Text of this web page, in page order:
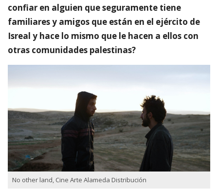
confiar en alguien que seguramente tiene
familiares y amigos que están en el ejército de
Isreal y hace lo mismo que le hacen a ellos con
otras comunidades palestinas?
No other land, Cine Arte Alameda Distribución